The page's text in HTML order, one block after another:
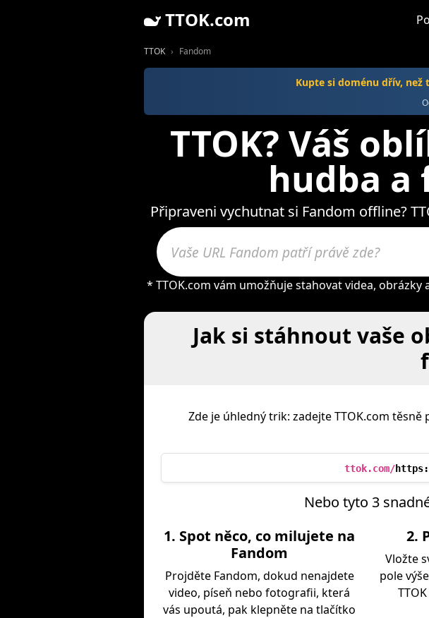
TTOK.com
TTOK Fandom
Kupte si doménu dřív, než
TTOK? Váš
hudba a
Připraveni vychutnat si Fandom offline?
* TTOK.com vám umožňuje stahovat videa, obrázky
Jak si stáhnout vaše
Zde je úhledný trik: zadejte TTOK.com
ttok.com/
Nebo tyto 3
1. Spot něco, co milujete na
Fandom
Projděte Fandom, dokud nenajdete
video, píseň nebo fotografii, která
vás upoutá, pak klepněte na tlačítko
2.
Vložte
pole